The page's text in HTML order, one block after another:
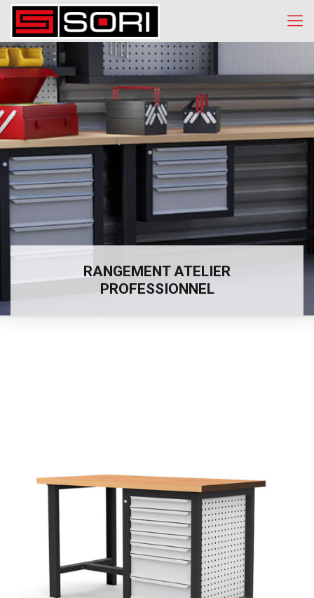
RANGEMENT ATELIER
PROFESSIONNEL